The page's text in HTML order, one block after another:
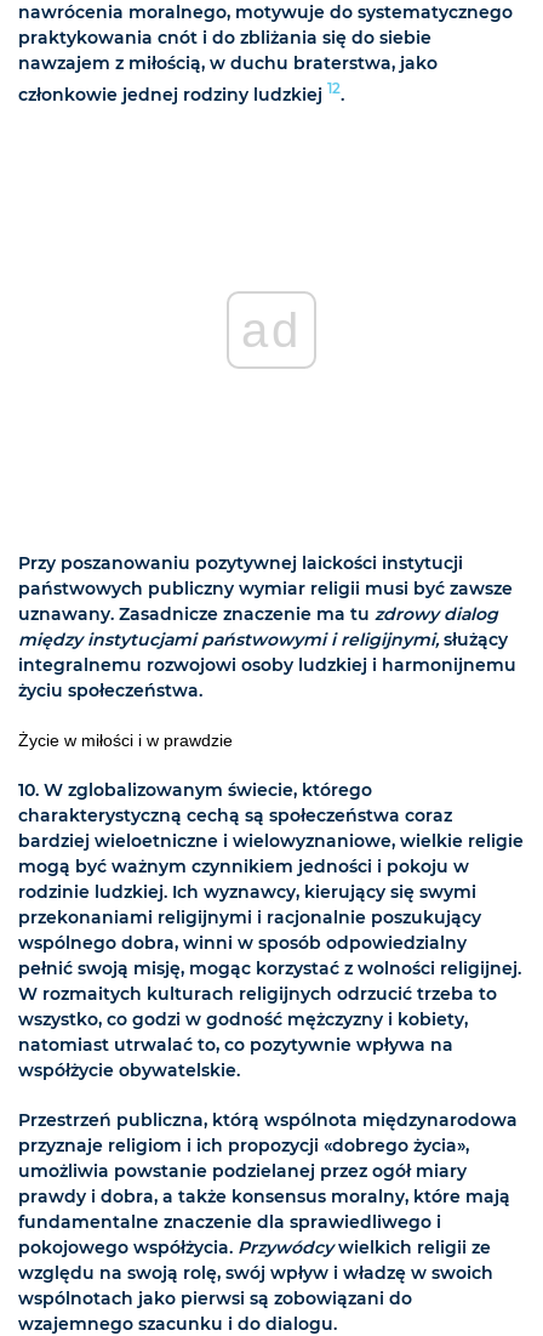
nawrócenia moralnego, motywuje do systematycznego
praktykowania cnót i do zbliżania się do siebie
nawzajem z miłością, w duchu braterstwa, jako
członkowie jednej rodziny ludzkiej 12.
ad
Przy poszanowaniu pozytywnej laickości instytucji
państwowych publiczny wymiar religii musi być zawsze
uznawany. Zasadnicze znaczenie ma tu zdrowy dialog
między instytucjami państwowymi i religijnymi,służący
integralnemu rozwojowi osoby ludzkiej i harmonijnemu
życiu społeczeństwa.
Życie w miłości i w prawdzie
10. W zglobalizowanym świecie, którego
charakterystyczną cechą są społeczeństwa coraz
bardziej wieloetniczne i wielowyznaniowe, wielkie religie
mogą być ważnym czynnikiem jedności i pokoju w
rodzinie ludzkiej. Ich wyznawcy, kierujący się swymi
przekonaniami religijnymi i racjonalnie poszukujący
wspólnego dobra, winni w sposób odpowiedzialny
pełnić swoją misję, mogąc korzystać z wolności religijnej.
W rozmaitych kulturach religijnych odrzucić trzeba to
wszystko, co godzi w godność mężczyzny i kobiety,
natomiast utrwalać to, co pozytywnie wpływa na
współżycie obywatelskie.
Przestrzeń publiczna, którą wspólnota międzynarodowa
przyznaje religiom i ich propozycji «dobrego życia»,
umożliwia powstanie podzielanej przez ogół miary
prawdy i dobra, a także konsensus moralny, które mają
fundamentalne znaczenie dla sprawiedliwego i
pokojowego współżycia. Przywódcywielkich religii ze
względu na swoją rolę, swój wpływ i władzę w swoich
wspólnotach jako pierwsi są zobowiązani do
wzajemnego szacunku i do dialogu.